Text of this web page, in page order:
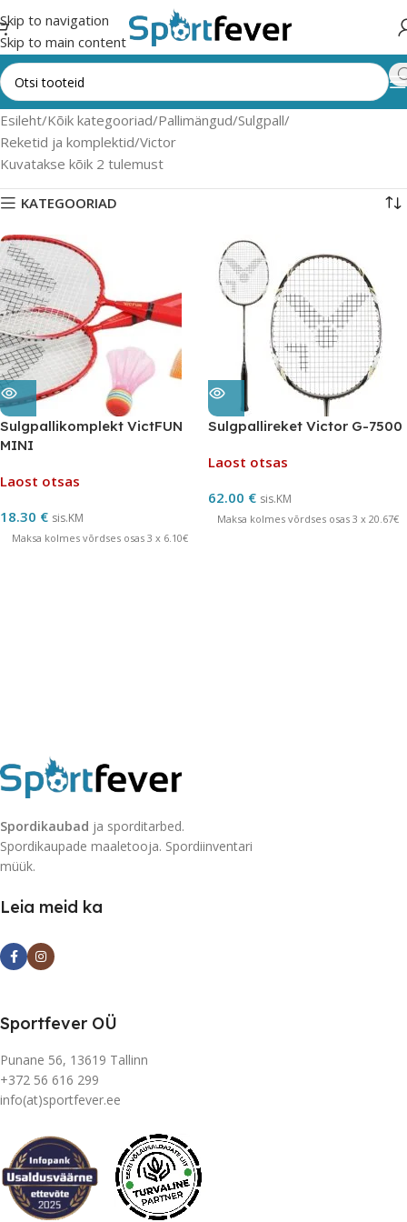
Skip to navigation
Skip to main content
Esileht Kõik kategooriad Pallimängud Sulgpall
Reketid ja komplektid Victor
Kuvatakse kõik 2 tulemust
KATEGOORIAD
Sulgpallikomplekt VictFUN
MINI
Laost otsas
18.30 € sis.KM
Maksa kolmes võrdses osas 3 x 6.10€
Sulgpallireket Victor G-7500
Laost otsas
62.00 € sis.KM
Maksa kolmes võrdses osas 3 x 20.67€
Spordikaubad ja sporditarbed.
Spordikaupade maaletooja. Spordiinventari
müük.
Leia meid ka
Sportfever OÜ
Punane 56, 13619 Tallinn
+372 56 616 299
info(at)sportfever.ee